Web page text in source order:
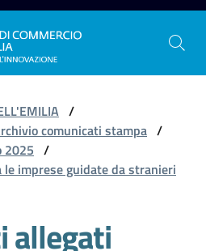
/
comunicati stampa /
2025 /
imprese guidate da stranieri
allegati